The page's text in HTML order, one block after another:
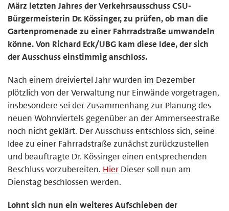
März letzten Jahres der Verkehrsausschuss CSU-
Bürgermeisterin Dr. Kössinger, zu prüfen, ob man die
Gartenpromenade zu einer Fahrradstraße umwandeln
könne. Von Richard Eck/UBG kam diese Idee, der sich
der Ausschuss einstimmig anschloss.
Nach einem dreiviertel Jahr wurden im Dezember
plötzlich von der Verwaltung nur Einwände vorgetragen,
insbesondere sei der Zusammenhang zur Planung des
neuen Wohnviertels gegenüber an der Ammerseestraße
noch nicht geklärt. Der Ausschuss entschloss sich, seine
Idee zu einer Fahrradstraße zunächst zurückzustellen
und beauftragte Dr. Kössinger einen entsprechenden
Beschluss vorzubereiten. Hier Dieser soll nun am
Dienstag beschlossen werden.
Lohnt sich nun ein weiteres Aufschieben der